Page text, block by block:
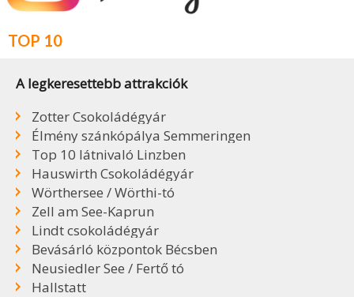
TOP 10
A legkeresettebb attrakciók
Zotter Csokoládégyár
Élmény szánkópálya Semmeringen
Top 10 látnivaló Linzben
Hauswirth Csokoládégyár
Wörthersee / Wörthi-tó
Zell am See-Kaprun
Lindt csokoládégyár
Bevásárló központok Bécsben
Neusiedler See / Fertő tó
Hallstatt